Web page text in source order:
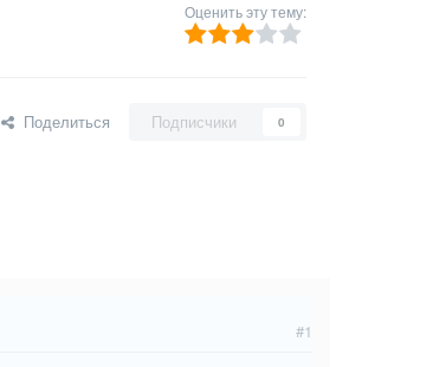
Оценить эту тему:
Поделиться Подписчики 0
#1